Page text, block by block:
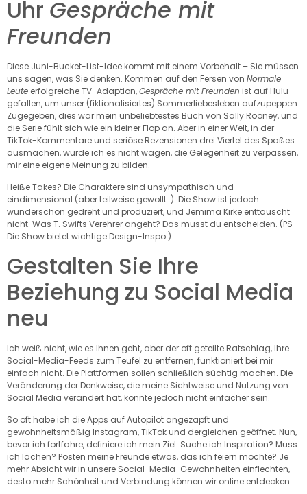
Uhr Gespräche mit
Freunden
Diese Juni-Bucket-List-Idee kommt mit einem Vorbehalt – Sie müssen
uns sagen, was Sie denken. Kommen auf den Fersen von Normale
Leute erfolgreiche TV-Adaption,Gespräche mit Freunden ist auf Hulu
gefallen, um unser (fiktionalisiertes) Sommerliebesleben aufzupeppen.
Zugegeben, dies war mein unbeliebtestes Buch von Sally Rooney, und
die Serie fühlt sich wie ein kleiner Flop an. Aber in einer Welt, in der
TikTok-Kommentare und seriöse Rezensionen drei Viertel des Spaßes
ausmachen, würde ich es nicht wagen, die Gelegenheit zu verpassen,
mir eine eigene Meinung zu bilden.
Heiße Takes? Die Charaktere sind unsympathisch und
eindimensional (aber teilweise gewollt…). Die Show ist jedoch
wunderschön gedreht und produziert, und Jemima Kirke enttäuscht
nicht. Was T. Swifts Verehrer angeht? Das musst du entscheiden. (PS
Die Show bietet wichtige Design-Inspo.)
Gestalten Sie Ihre
Beziehung zu Social Media
neu
Ich weiß nicht, wie es Ihnen geht, aber der oft geteilte Ratschlag, Ihre
Social-Media-Feeds zum Teufel zu entfernen, funktioniert bei mir
einfach nicht. Die Plattformen sollen schließlich süchtig machen. Die
Veränderung der Denkweise, die meine Sichtweise und Nutzung von
Social Media verändert hat, könnte jedoch nicht einfacher sein.
So oft habe ich die Apps auf Autopilot angezapft und
gewohnheitsmäßig Instagram, TikTok und dergleichen geöffnet. Nun,
bevor ich fortfahre, definiere ich mein Ziel. Suche ich Inspiration? Muss
ich lachen? Posten meine Freunde etwas, das ich feiern möchte? Je
mehr Absicht wir in unsere Social-Media-Gewohnheiten einflechten,
desto mehr Schönheit und Verbindung können wir online entdecken.